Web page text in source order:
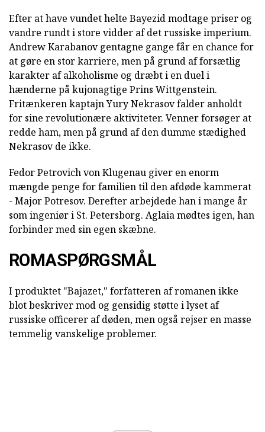
Efter at have vundet helte Bayezid modtage priser og
vandre rundt i store vidder af det russiske imperium.
Andrew Karabanov gentagne gange får en chance for
at gøre en stor karriere, men på grund af forsætlig
karakter af alkoholisme og dræbt i en duel i
hænderne på kujonagtige Prins Wittgenstein.
Fritænkeren kaptajn Yury Nekrasov falder anholdt
for sine revolutionære aktiviteter. Venner forsøger at
redde ham, men på grund af den dumme stædighed
Nekrasov de ikke.
Fedor Petrovich von Klugenau giver en enorm
mængde penge for familien til den afdøde kammerat
- Major Potresov. Derefter arbejdede han i mange år
som ingeniør i St. Petersborg. Aglaia mødtes igen, han
forbinder med sin egen skæbne.
ROMASPØRGSMÅL
I produktet "Bajazet," forfatteren af romanen ikke
blot beskriver mod og gensidig støtte i lyset af
russiske officerer af døden, men også rejser en masse
temmelig vanskelige problemer.